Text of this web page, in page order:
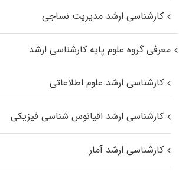
کارشناسی ارشد مدیریت نساجی
معرفی گروه علوم پایه کارشناسی ارشد
کارشناسی ارشد علوم اطلاعاتی
کارشناسی ارشد اقیانوس‌ شناسی فیزیکی
کارشناسی ارشد آمار